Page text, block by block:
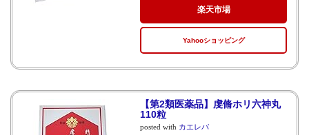
楽天市場
Yahooショッピング
【第2類医薬品】虔脩ホリ六神丸
110粒
posted with カエレバ